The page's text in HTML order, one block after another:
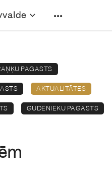
PAGASTS
AKTUALITĀTES
GUDENIEKU PAGASTS